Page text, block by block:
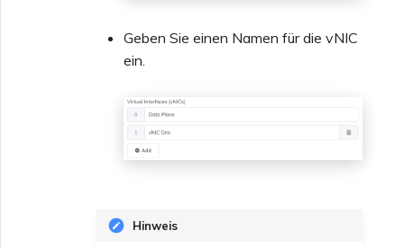
Geben Sie einen Namen für die vNIC
ein.
Hinweis